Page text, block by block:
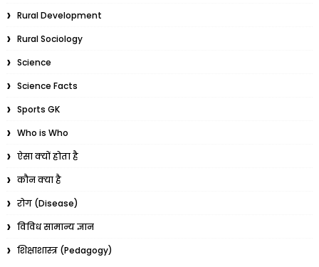
Rural Development
Rural Sociology
Science
Science Facts
Sports GK
Who is Who
ऐसा क्यों होता है
कौन क्या है
रोग (Disease)
विविध सामान्य ज्ञान
शिक्षाशास्त्र (Pedagogy)